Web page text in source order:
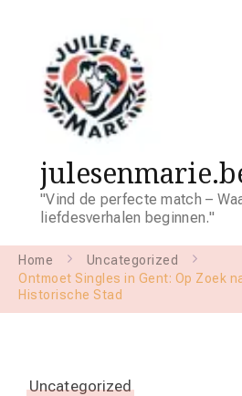
"Vind de perfecte match –
liefdesverhalen beginnen."
Home
Uncategorized
Ontmoet Singles in Gent: Op Zoek
Historische Stad
Uncategorized